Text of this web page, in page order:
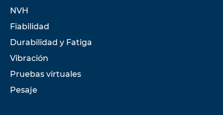
NVH
Fiabilidad
Durabilidad y Fatiga
Vibración
Pruebas virtuales
Pesaje